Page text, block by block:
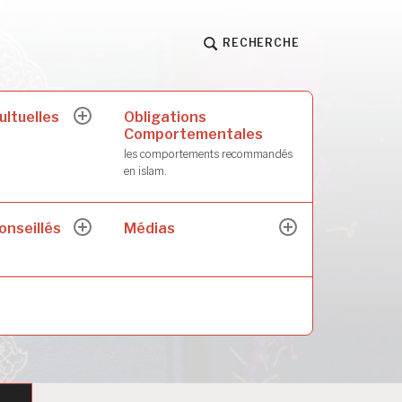
RECHERCHE
ouvrir Obligations
Comportementales
les comportements recommandés
en islam.
ouvrir
menu
Médias
ouvrir
menu